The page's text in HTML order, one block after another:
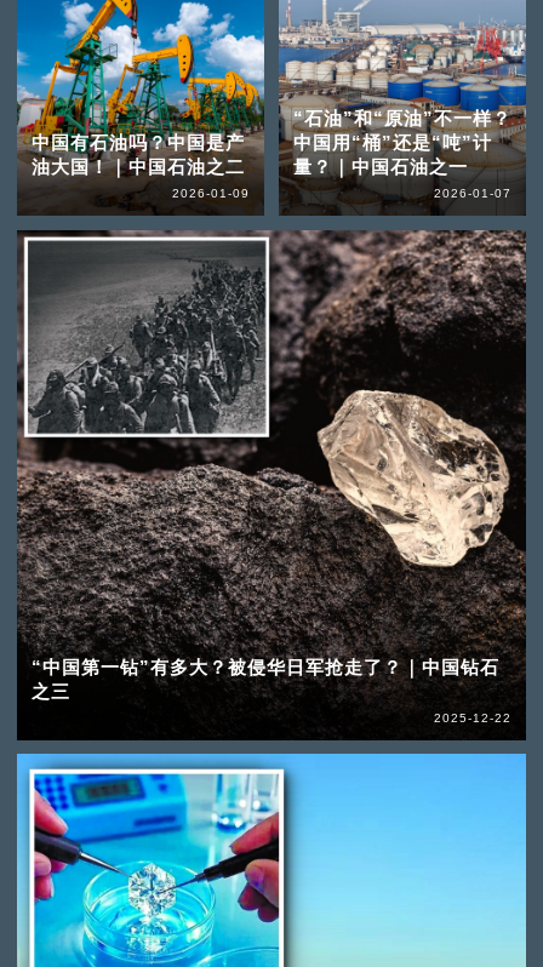
中国有石油吗？中国是产
油大国！｜中国石油之二
2026-01-09
“石油”和“原油”不一样？
中国用“桶”还是“吨”计
量？｜中国石油之一
2026-01-07
“中国第一钻”有多大？被侵华日军抢走了？｜中国钻石
之三
2025-12-22